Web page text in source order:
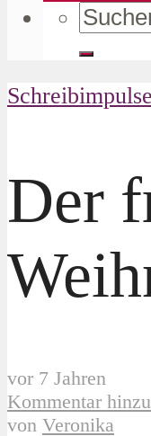
Schreibimpulse
Der
vor 7 Jahren
Kommentar
von Veronika